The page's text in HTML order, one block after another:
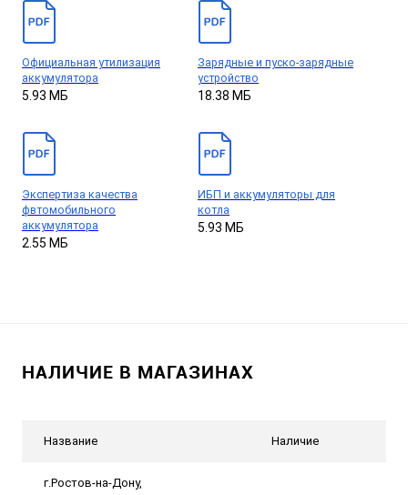
Официальная утилизация
аккумулятора
5.93 МБ
Зарядные и пуско-зарядные
устройство
18.38 МБ
Экспертиза качества
фвтомобильного
аккумулятора
2.55 МБ
ИБП и аккумуляторы для
котла
5.93 МБ
НАЛИЧИЕ В МАГАЗИНАХ
Название Наличие
г.Ростов-на-Дону,